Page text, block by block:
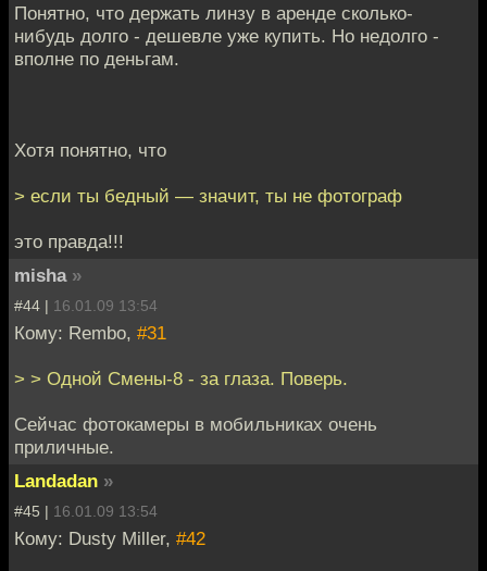
Понятно, что держать линзу в аренде сколько-
нибудь долго - дешевле уже купить. Но недолго -
вполне по деньгам.
Хотя понятно, что
> если ты бедный — значит, ты не фотограф
это правда!!!
misha »
#44 | 16.01.09 13:54
Кому: Rembo, #31
> > Одной Смены-8 - за глаза. Поверь.
Сейчас фотокамеры в мобильниках очень
приличные.
Landadan »
#45 | 16.01.09 13:54
Кому: Dusty Miller, #42